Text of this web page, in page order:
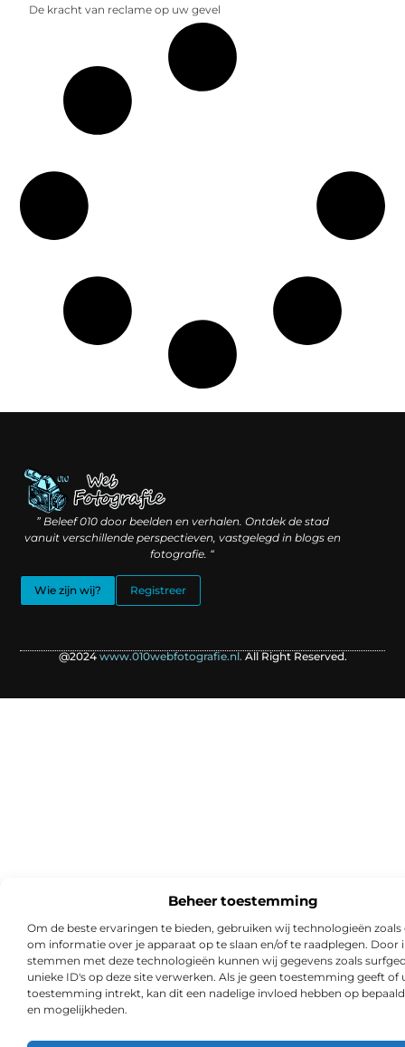
Beheer toestemming
Om de beste ervaringen te bieden, gebruiken wij technologieën zoals
om informatie over je apparaat op te slaan en/of te raadplegen. Door
stemmen met deze technologieën kunnen wij gegevens zoals
unieke ID's op deze site verwerken. Als je geen toestemming geeft of
toestemming intrekt, kan dit een nadelige invloed hebben op
en mogelijkheden.
De kracht van reclame op uw gevel
” Beleef 010 door beelden en verhalen. Ontdek de stad
vanuit verschillende perspectieven, vastgelegd in blogs en
fotografie. “
Wie zijn wij? Registreer
@2024 www.010webfotografie.nl. All Right Reserved.